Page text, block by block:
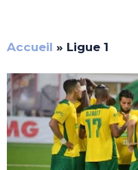
Accueil » Ligue 1